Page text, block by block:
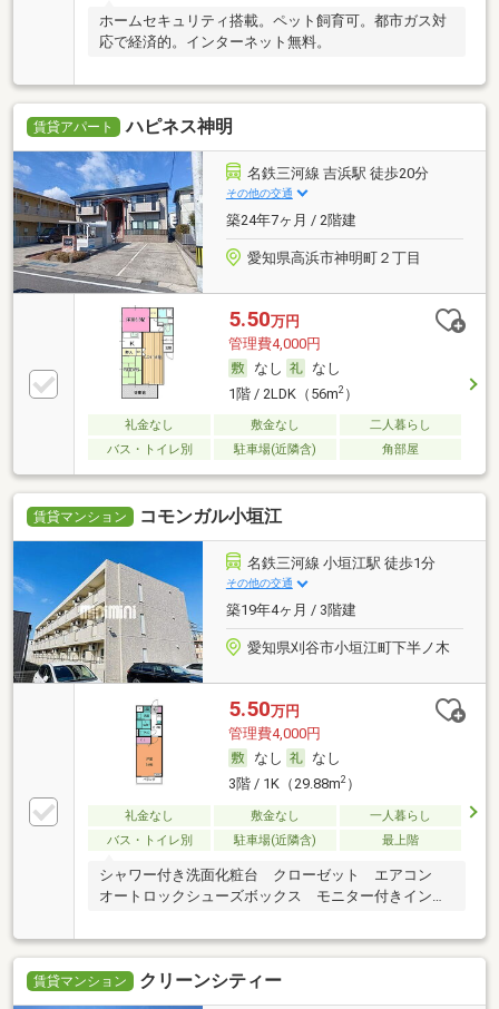
ホームセキュリティ搭載。ペット飼育可。都市ガス対
応で経済的。インターネット無料。
賃貸アパート ハピネス神明
名鉄三河線 吉浜駅 徒歩20分
その他の交通
築24年7ヶ月 / 2階建
愛知県高浜市神明町２丁目
5.50万円
管理費4,000円
なし
なし
1階 / 2LDK（56m2）
礼金なし 敷金なし
二人暮らし
バス・トイレ別
駐車場(近隣含) 角部屋
賃貸マンション コモンガル小垣江
名鉄三河線 小垣江駅 徒歩1分
その他の交通
築19年4ヶ月 / 3階建
愛知県刈谷市小垣江町下半ノ木
5.50万円
管理費4,000円
なし
なし
3階 / 1K（29.88m2）
礼金なし 敷金なし
一人暮らし
バス・トイレ別
駐車場(近隣含) 最上階
シャワー付き洗面化粧台 クローゼット エアコン
オートロックシューズボックス モニター付きインタ
賃貸マンション クリーンシティー